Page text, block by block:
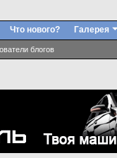
блогов
Что нового? Галерея